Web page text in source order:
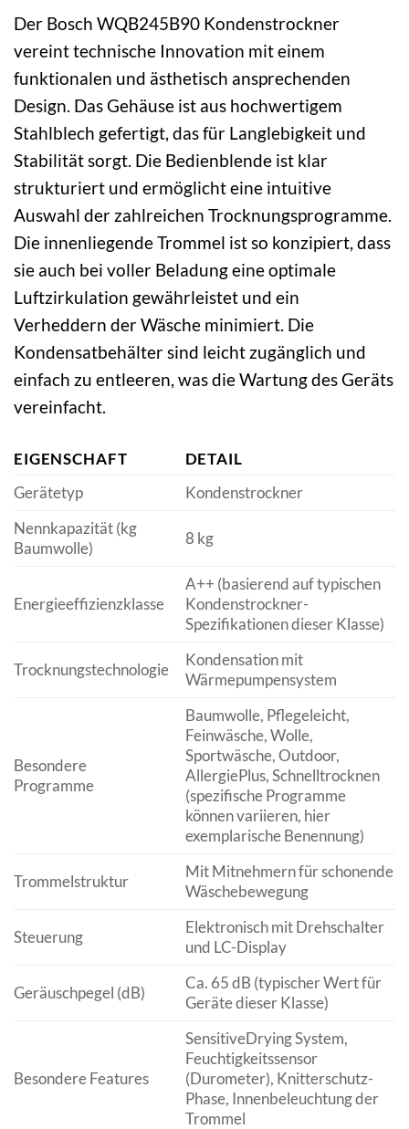
Der Bosch WQB245B90 Kondenstrockner
vereint technische Innovation mit einem
funktionalen und ästhetisch ansprechenden
Design. Das Gehäuse ist aus hochwertigem
Stahlblech gefertigt, das für Langlebigkeit und
Stabilität sorgt. Die Bedienblende ist klar
strukturiert und ermöglicht eine intuitive
Auswahl der zahlreichen Trocknungsprogramme.
Die innenliegende Trommel ist so konzipiert, dass
sie auch bei voller Beladung eine optimale
Luftzirkulation gewährleistet und ein
Verheddern der Wäsche minimiert. Die
Kondensatbehälter sind leicht zugänglich und
einfach zu entleeren, was die Wartung des Geräts
vereinfacht.
EIGENSCHAFT
DETAIL
Gerätetyp
Kondenstrockner
Nennkapazität (kg
Baumwolle)
8 kg
Energieeffizienzklasse
A++ (basierend auf typischen
Kondenstrockner-
Spezifikationen dieser Klasse)
Trocknungstechnologie
Kondensation mit
Wärmepumpensystem
Besondere
Programme
Baumwolle, Pflegeleicht,
Feinwäsche, Wolle,
Sportwäsche, Outdoor,
AllergiePlus, Schnelltrocknen
(spezifische Programme
können variieren, hier
exemplarische Benennung)
Trommelstruktur
Mit Mitnehmern für schonende
Wäschebewegung
Steuerung
Elektronisch mit Drehschalter
und LC-Display
Geräuschpegel (dB)
Ca. 65 dB (typischer Wert für
Geräte dieser Klasse)
Besondere Features
SensitiveDrying System,
Feuchtigkeitssensor
(Durometer), Knitterschutz-
Phase, Innenbeleuchtung der
Trommel